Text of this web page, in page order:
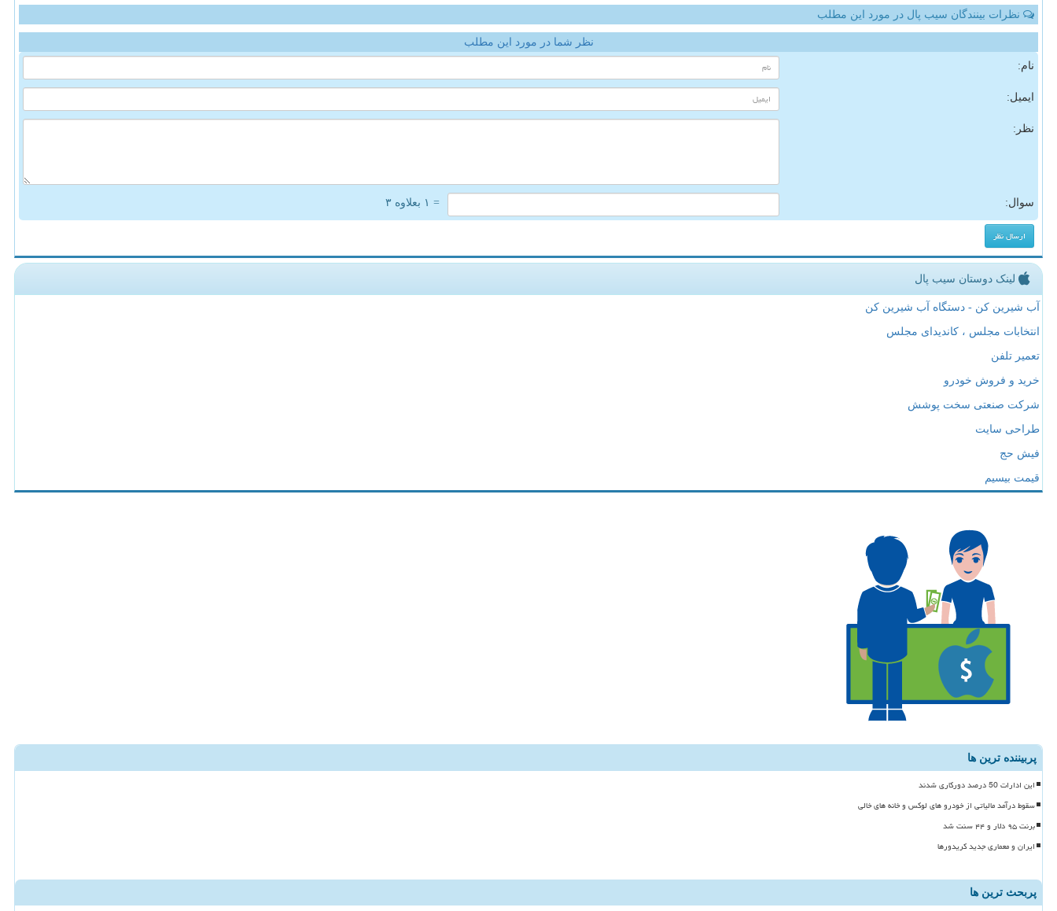
نظرات بینندگان سیب پال در مورد این مطلب
نظر شما در مورد این مطلب
نام:
ایمیل:
نظر:
سوال: = ۱ بعلاوه ۳
لینک دوستان سیب پال
آب شیرین کن - دستگاه آب شیرین کن
انتخابات مجلس ، کاندیدای مجلس
تعمیر تلفن
خرید و فروش خودرو
شرکت صنعتی سخت پوشش
طراحی سایت
فیش حج
قیمت بیسیم
پربیننده ترین ها
این ادارات 50 درصد دورکاری شدند
سقوط درآمد مالیاتی از خودرو های لوکس و خانه های خالی
برنت ۹۵ دلار و ۴۴ سنت شد
ایران و معماری جدید کریدورها
پربحث ترین ها